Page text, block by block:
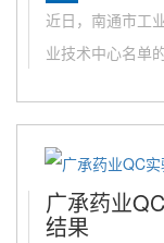
近日，南通市工
业技术中心名单
广承药业
结果